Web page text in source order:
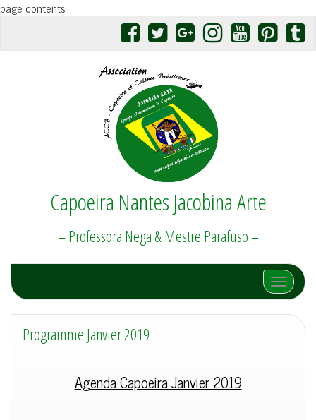
page contents
Capoeira Nantes Jacobina Arte
– Professora Nega & Mestre Parafuso –
Afficher/
Programme Janvier 2019
Agenda Capoeira Janvier 2019